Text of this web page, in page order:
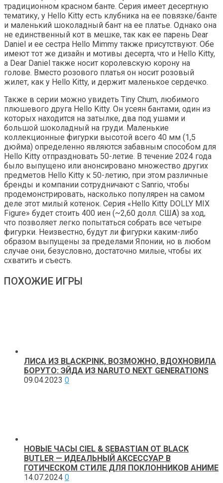
традиционном красном банте. Серия имеет десертную
тематику, у Hello Kitty есть клубника на ее повязке/банте
и маленький шоколадный бант на ее платье. Однако она
не единственный кот в мешке, так как ее парень Dear
Daniel и ее сестра Hello Mimmy также присутствуют. Обе
имеют тот же дизайн и мотивы десерта, что и Hello Kitty,
а Dear Daniel также носит королевскую корону на
голове. Вместо розового платья он носит розовый
жилет, как у Hello Kitty, и держит маленькое сердечко.
Также в серии можно увидеть Tiny Chum, любимого
плюшевого друга Hello Kitty. Он усеян бантами, один из
которых находится на затылке, два под ушами и
большой шоколадный на груди. Маленькие
коллекционные фигурки высотой всего 40 мм (1,5
дюйма) определенно являются забавным способом для
Hello Kitty отпраздновать 50-летие. В течение 2024 года
было выпущено или анонсировано множество других
предметов Hello Kitty к 50-летию, при этом различные
бренды и компании сотрудничают с Sanrio, чтобы
продемонстрировать, насколько популярен на самом
деле этот милый котенок. Серия «Hello Kitty DOLLY MIX
Figure» будет стоить 400 иен (~2,60 долл. США) за ход,
что позволяет легко попытаться собрать все четыре
фигурки. Неизвестно, будут ли фигурки каким-либо
образом выпущены за пределами Японии, но в любом
случае они, безусловно, достаточно милые, чтобы их
схватить и съесть.
ПОХОЖИЕ ИГРЫ
ЛИСА ИЗ BLACKPINK, ВОЗМОЖНО, ВДОХНОВИЛА
БОРУТО: ЭЙДА ИЗ NARUTO NEXT GENERATIONS
09.04.2023 0
НОВЫЕ ЧАСЫ CIEL & SEBASTIAN ОТ BLACK
BUTLER — ИДЕАЛЬНЫЙ АКСЕССУАР В
ГОТИЧЕСКОМ СТИЛЕ ДЛЯ ПОКЛОННИКОВ АНИМЕ
14.07.2024 0